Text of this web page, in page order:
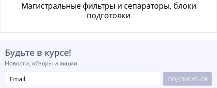
Магистральные фильтры и сепараторы, блоки
подготовки
Будьте в курсе!
Новости, обзоры и акции
ПОДПИСАТЬСЯ